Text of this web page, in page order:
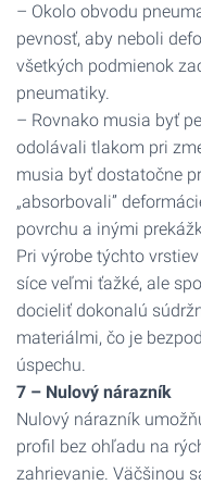
– Okolo obvodu
pevnosť, aby neboli
všetkých podmienok
pneumatiky.
– Rovnako musia byť
odolávali tlakom pri
musia byť dostatočne
„absorbovali”
povrchu a inými
Pri výrobe týchto
síce veľmi ťažké, ale
docieliť dokonalú
materiálmi, čo je
úspechu.
7 – Nulový nárazník
Nulový nárazník
profil bez ohľadu na
zahrievanie. Väčšinou